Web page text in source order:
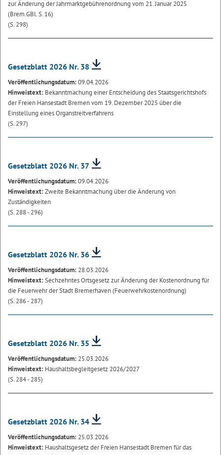
zur Änderung der Jahrmarktgebührenordnung vom 21. Januar 2025
(Brem.GBl. S. 16)
(S. 298)
Gesetzblatt 2026 Nr. 38
Veröffentlichungsdatum:09.04.2026
Hinweistext: Bekanntmachung einer Entscheidung des Staatsgerichtshofs
der Freien Hansestadt Bremen vom 19. Dezember 2025 über die
Einstellung eines Organstreitverfahrens
(S. 297)
Gesetzblatt 2026 Nr. 37
Veröffentlichungsdatum:09.04.2026
Hinweistext:Zweite Bekanntmachung über die Änderung von
Zuständigkeiten
(S. 288 - 296)
Gesetzblatt 2026 Nr. 36
Veröffentlichungsdatum: 28.03.2026
Hinweistext:Sechzehntes Ortsgesetz zur Änderung der Kostenordnung für
die Feuerwehr der Stadt Bremerhaven (Feuerwehrkostenordnung)
(S. 286 - 287)
Gesetzblatt 2026 Nr. 35
Veröffentlichungsdatum: 25.03.2026
Hinweistext: Haushaltsbegleitgesetz 2026/2027
(S. 284 - 285)
Gesetzblatt 2026 Nr. 34
Veröffentlichungsdatum: 25.03.2026
Hinweistext: Haushaltsgesetz der Freien Hansestadt Bremen für das